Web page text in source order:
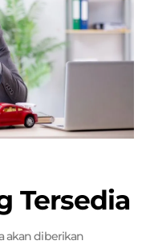
Tersedia
akan diberikan